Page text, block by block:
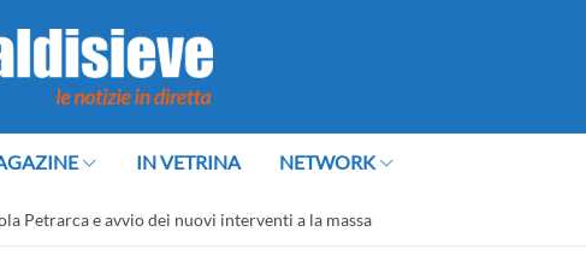
IN VETRINA NETWORK
Petrarca e avvio dei nuovi interventi a la massa